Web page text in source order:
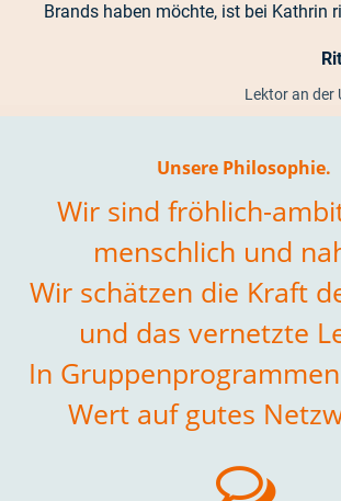
Brands haben möchte, ist bei Kathrin
Lektor an der
Unsere Philosophie.
Wir sind fröhlich-
menschlich und
Wir schätzen die Kraft
und das vernetzte
In
Wert auf gutes